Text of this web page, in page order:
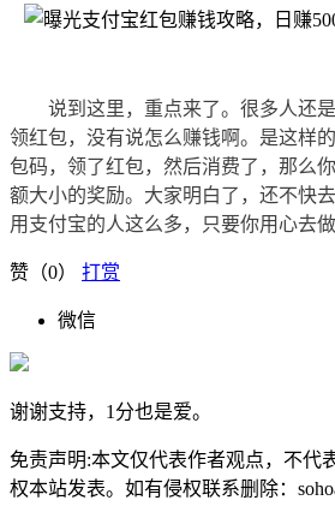
说到这里，重点来了。很多人还
领红包，没有说怎么赚钱啊。是这样
包码，领了红包，然后消费了，那么
额大小的奖励。大家明白了，还不快
用支付宝的人这么多，只要你用心去
赞（0） 打赏
微信
谢谢支持，1分也是爱。
免责声明:本文仅代表作者观点，不代
权本站发表。如有侵权联系删除：